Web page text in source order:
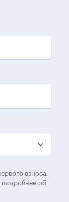
взноса.
подробнее об